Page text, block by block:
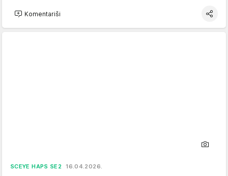
Komentariši
SCEYE HAPS SE2 16.04.2026.